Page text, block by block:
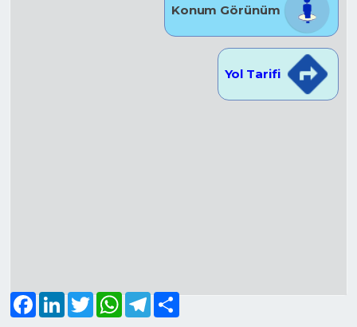
Konum Görünüm
Yol Tarifi
FacebookLinkedInTwitterWhatsAppTelegramShare